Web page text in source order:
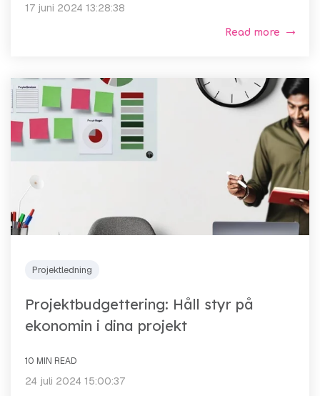
17 juni 2024 13:28:38
Read more
Projektledning
Projektbudgettering: Håll styr på
ekonomin i dina projekt
10 MIN READ
24 juli 2024 15:00:37